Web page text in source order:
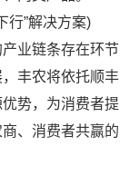
行”解决方案)
业链条存在环节
丰农将依托顺丰
势，为消费者提
、消费者共赢的